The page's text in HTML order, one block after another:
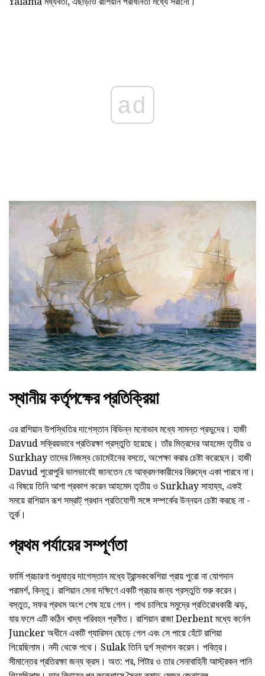
ad
স্থানীয় কর্তৃপক্ষের প্রতিক্রিয়া
এর রাশিয়ান উপস্থিতির দাগেস্তান বিভিন্ন মনোভাব মধ্যে সামন্ত প্রভুদের। হাজী
Davud সক্রিয়ভাবে প্রতিরক্ষা প্রস্তুতি হয়েছে। তাঁর মিত্রদের আহমেদ তৃতীয় ও
Surkhay তাদের নিজস্ব ডোমেইনের বসতে, অপেক্ষা করার চেষ্টা করেছেন। হাজী
Davud পুরোপুরি ভালভাবেই জানতেন যে আক্রমণকারীদের বিরুদ্ধে একা পারবে না।
এ বিষয়ে তিনি আশা প্রকাশ করেন আহমেদ তৃতীয় ও Surkhay সাহায্য, একই
সময়ে রাশিয়ান রূশ সম্রাট্ প্রধান প্রতিযোগী সঙ্গে সম্পর্কের উন্নয়ন চেষ্টা করছে না -
তুর্ক।
প্রথম পর্যায়ের সম্পূর্ণতা
ফার্সি প্রচারণা শুধুমাত্র দাগেস্তান মধ্যে ট্রান্সককেশিয়া প্রায় পুরো না যোগদান
পরামর্শ, কিন্তু। রাশিয়ান সেনা দক্ষিণে একটি প্রচার জন্য প্রস্তুতি শুরু করেন।
বস্তুত, সফর প্রথম অংশ শেষ হয়ে গেল। পাথ চালিয়ে সমুদ্রে প্রতিরোধকারী ঝড়,
যার ফলে এটি কঠিন খাদ্য পরিবহন প্রণীত। রাশিয়ান রাজা Derbent মধ্যে কর্নেল
Juncker অধীনে একটি গ্যারিসন ছেড়ে গেল এবং সে পায়ে হেঁটে রাশিয়া
গিয়েছিলাম। নদী থেকে পথে। Sulak তিনি দুর্গ স্থাপন করেন। পবিত্র।
সীমান্তের প্রতিরক্ষা জন্য ক্রস। অত: পর, পিটার ও তার সেনাবাহিনী আস্ট্রকন পানি